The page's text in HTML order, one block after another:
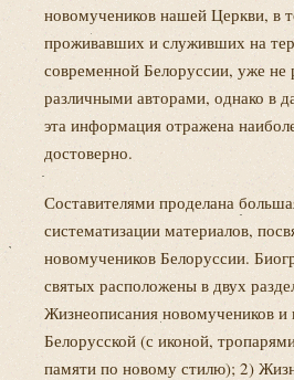
новомучеников нашей Церкви, в
проживавших и служивших на
современной Белоруссии, уже не
различными авторами, однако в
эта информация отражена
достоверно.
Составителями проделана
систематизации материалов,
новомучеников Белоруссии.
святых расположены в двух
Жизнеописания новомучеников и
Белорусской (с иконой,
памяти по новому стилю); 2)